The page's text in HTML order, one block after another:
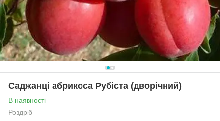
Саджанці абрикоса Рубіста (дворічний)
В наявності
Роздріб